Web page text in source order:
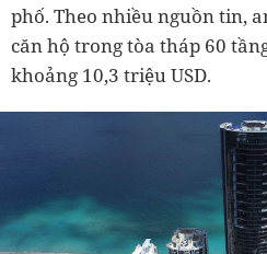
phố. Theo nhiều nguồn tin,
căn hộ trong tòa tháp 60
khoảng 10,3 triệu USD.